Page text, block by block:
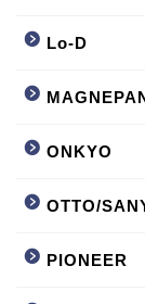
Lo-D
ONKYO
OTTO/
PIONEER